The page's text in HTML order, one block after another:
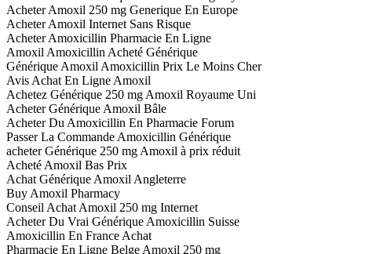
Acheter Amoxil 250 mg Generique En Europe
Acheter Amoxil Internet Sans Risque
Acheter Amoxicillin Pharmacie En Ligne
Amoxil Amoxicillin Acheté Générique
Générique Amoxil Amoxicillin Prix Le Moins Cher
Avis Achat En Ligne Amoxil
Achetez Générique 250 mg Amoxil Royaume Uni
Acheter Générique Amoxil Bâle
Acheter Du Amoxicillin En Pharmacie Forum
Passer La Commande Amoxicillin Générique
acheter Générique 250 mg Amoxil à prix réduit
Acheté Amoxil Bas Prix
Achat Générique Amoxil Angleterre
Buy Amoxil Pharmacy
Conseil Achat Amoxil 250 mg Internet
Acheter Du Vrai Générique Amoxicillin Suisse
Amoxicillin En France Achat
Pharmacie En Ligne Belge Amoxil 250 mg